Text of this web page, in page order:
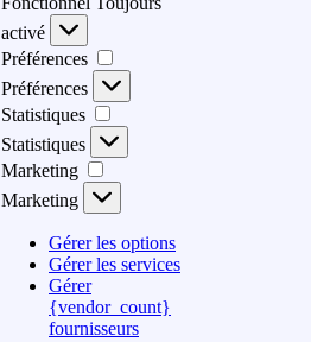
activé
Préférences
Préférences
Statistiques
Statistiques
Marketing
Marketing
Gérer les options
Gérer les services
Gérer
{vendor_count}
fournisseurs